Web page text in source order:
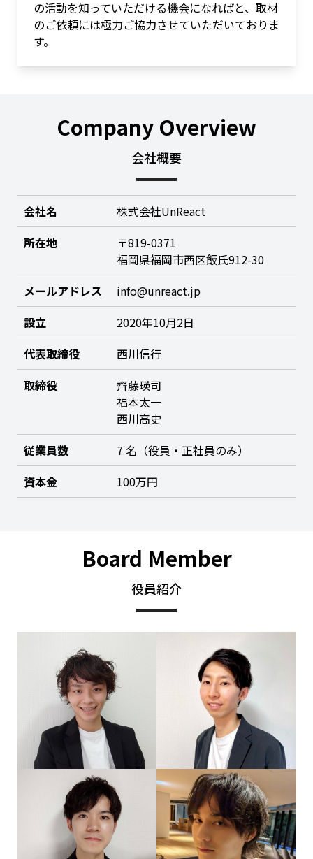
の活動を知っていただける機会になればと、取材
のご依頼には極力ご協力させていただいておりま
す。
Company Overview
会社概要
会社名
株式会社UnReact
所在地
〒819-0371
福岡県福岡市西区飯氏912-30
メールアドレス
info@unreact.jp
設立
2020年10月2日
代表取締役
西川信行
取締役
齊藤瑛司
福本太一
西川高史
従業員数
7 名（役員・正社員のみ）
資本金
100万円
Board Member
役員紹介